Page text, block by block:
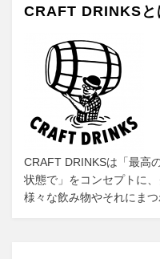
シ
CRAFT DRINKSと
CRAFT DRINKSは「最高
状態で」をコンセプトに
様々な飲み物やそれにま